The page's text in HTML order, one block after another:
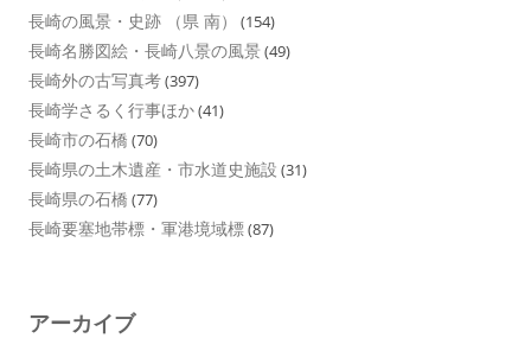
長崎の風景・史跡 （県 南） (154)
長崎名勝図絵・長崎八景の風景 (49)
長崎外の古写真考(397)
長崎学さるく行事ほか(41)
長崎市の石橋 (70)
長崎県の土木遺産・市水道史施設 (31)
長崎県の石橋 (77)
長崎要塞地帯標・軍港境域標(87)
アーカイブ